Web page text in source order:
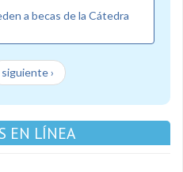
a becas de la Cátedra
siguiente ›
EN LÍNEA